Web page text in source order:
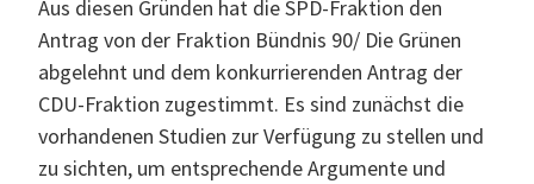
Aus diesen Gründen hat die SPD-Fraktion den
Antrag von der Fraktion Bündnis 90/ Die Grünen
abgelehnt und dem konkurrierenden Antrag der
CDU-Fraktion zugestimmt. Es sind zunächst die
vorhandenen Studien zur Verfügung zu stellen und
zu sichten, um entsprechende Argumente und